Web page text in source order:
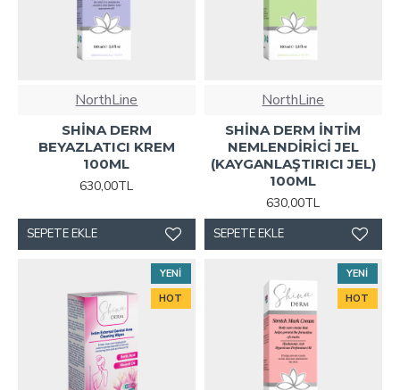
NorthLine
SHİNA DERM
BEYAZLATICI KREM
100ML
630,00TL
SEPETE EKLE
NorthLine
SHİNA DERM İNTİM
NEMLENDİRİCİ JEL
(KAYGANLAŞTIRICI JEL)
100ML
630,00TL
SEPETE EKLE
YENI
HOT
YENI
HOT